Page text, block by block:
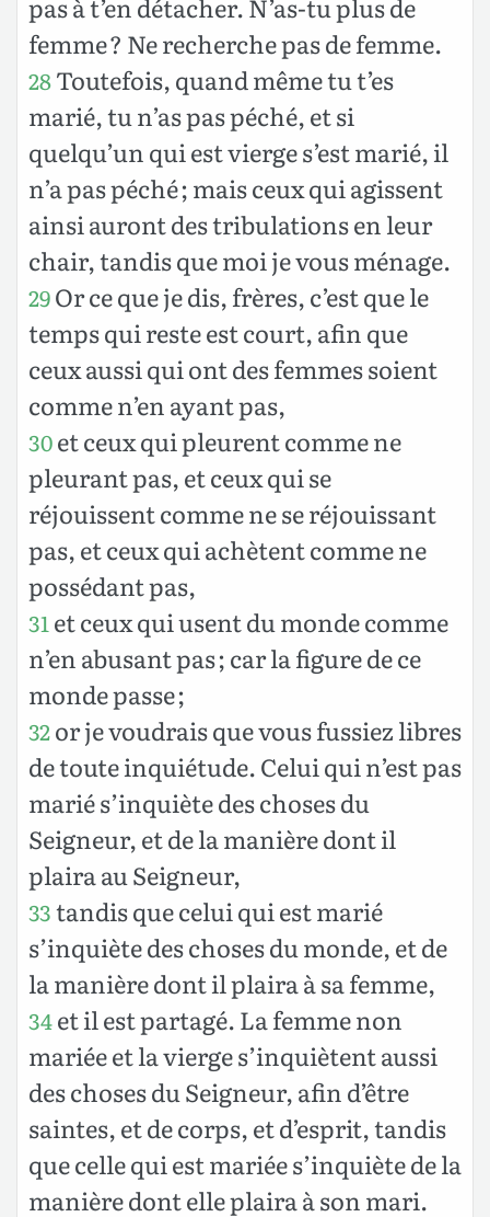
pas à t’en détacher. N’as-tu plus de
femme ? Ne recherche pas de femme.
28Toutefois, quand même tu t’es
marié, tu n’as pas péché, et si
quelqu’un qui est vierge s’est marié, il
n’a pas péché ; mais ceux qui agissent
ainsi auront des tribulations en leur
chair, tandis que moi je vous ménage.
29Or ce que je dis, frères, c’est que le
temps qui reste est court, afin que
ceux aussi qui ont des femmes soient
comme n’en ayant pas,
30et ceux qui pleurent comme ne
pleurant pas, et ceux qui se
réjouissent comme ne se réjouissant
pas, et ceux qui achètent comme ne
possédant pas,
31et ceux qui usent du monde comme
n’en abusant pas ; car la figure de ce
monde passe ;
32or je voudrais que vous fussiez libres
de toute inquiétude. Celui qui n’est pas
marié s’inquiète des choses du
Seigneur, et de la manière dont il
plaira au Seigneur,
33tandis que celui qui est marié
s’inquiète des choses du monde, et de
la manière dont il plaira à sa femme,
34et il est partagé. La femme non
mariée et la vierge s’inquiètent aussi
des choses du Seigneur, afin d’être
saintes, et de corps, et d’esprit, tandis
que celle qui est mariée s’inquiète de la
manière dont elle plaira à son mari.